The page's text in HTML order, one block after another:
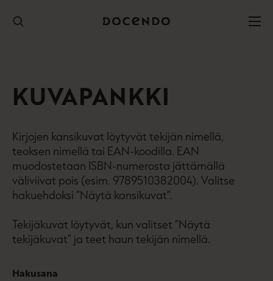
sisältöön
KUVAPANKKI
Kirjojen kansikuvat löytyvät tekijän nimellä,
teoksen nimellä tai EAN-koodilla. EAN
muodostetaan ISBN-numerosta jättämällä
väliviivat pois (esim. 9789510382004). Valitse
hakuehdoksi ”Näytä kansikuvat”.
Tekijäkuvat löytyvät, kun valitset ”Näytä
tekijäkuvat” ja teet haun tekijän nimellä.
Hakusana